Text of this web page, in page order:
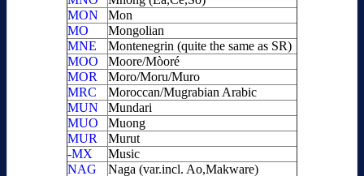
MON
Mon
MO
Mongolian
MNE
Montenegrin (quite the same as SR)
MOO
Moore/Mòoré
MOR
Moro/Moru/Muro
MRC
Moroccan/Mugrabian Arabic
MUN
Mundari
MUO
Muong
MUR
Murut
-MX
Music
NAG
Naga (var.incl. Ao,Makware)